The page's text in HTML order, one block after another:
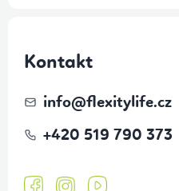
Kontakt
info@flexitylife.cz
+420 519 790 373